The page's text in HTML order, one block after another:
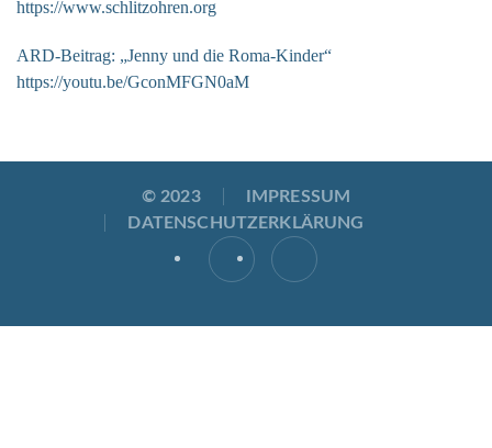
https://www.schlitzohren.org
ARD-Beitrag: „Jenny und die Roma-Kinder“
https://youtu.be/GconMFGN0aM
© 2023
IMPRESSUM
DATENSCHUTZERKLÄRUNG